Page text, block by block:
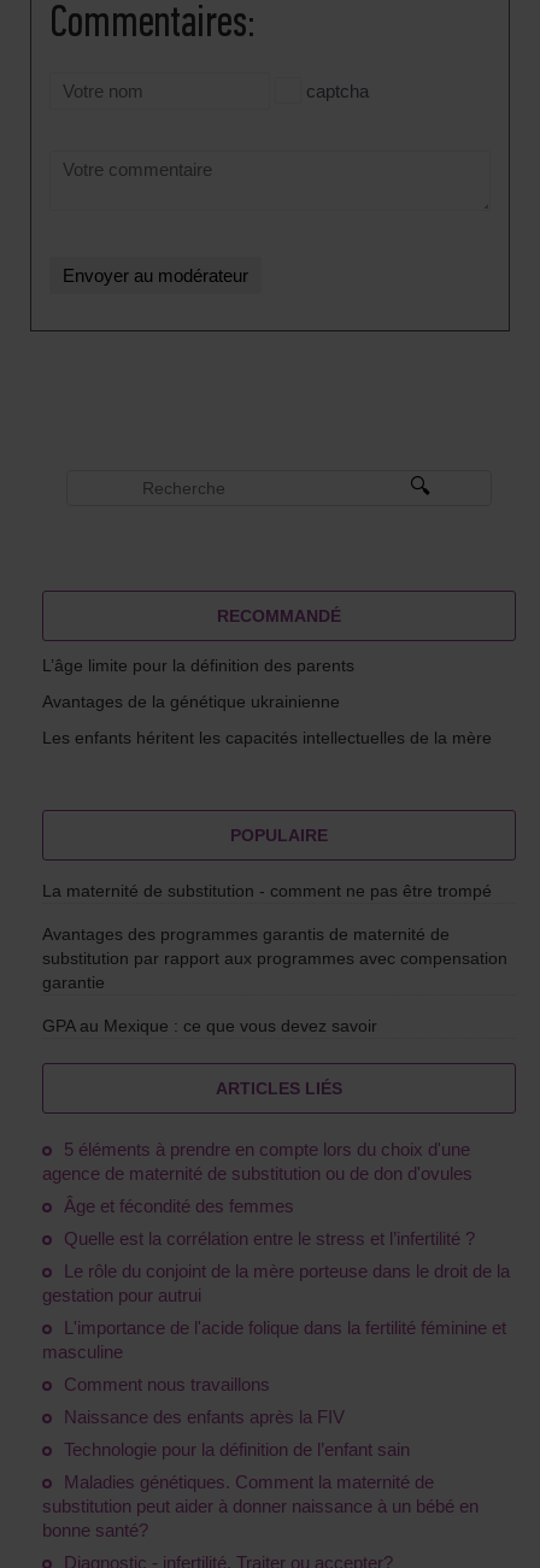
Сommentaires:
captcha
RECOMMANDÉ
L’âge limite pour la définition des parents
Avantages de la génétique ukrainienne
Les enfants héritent les capacités intellectuelles de la mère
POPULAIRE
La maternité de substitution - comment ne pas être trompé
Avantages des programmes garantis de maternité de
substitution par rapport aux programmes avec compensation
garantie
GPA au Mexique : ce que vous devez savoir
ARTICLES LIÉS
5 éléments à prendre en compte lors du choix d'une
agence de maternité de substitution ou de don d'ovules
Âge et fécondité des femmes
Quelle est la corrélation entre le stress et l’infertilité ?
Le rôle du conjoint de la mère porteuse dans le droit de la
gestation pour autrui
L'importance de l'acide folique dans la fertilité féminine et
masculine
Comment nous travaillons
Naissance des enfants après la FIV
Technologie pour la définition de l’enfant sain
Maladies génétiques. Comment la maternité de
substitution peut aider à donner naissance à un bébé en
bonne santé?
Diagnostic - infertilité. Traiter ou accepter?